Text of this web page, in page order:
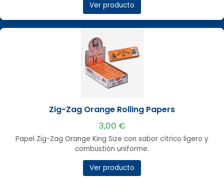
Ver producto
Zig-Zag Orange Rolling Papers
3,00 €
Papel Zig-Zag Orange King Size con sabor cítrico ligero y
combustión uniforme.
Ver producto